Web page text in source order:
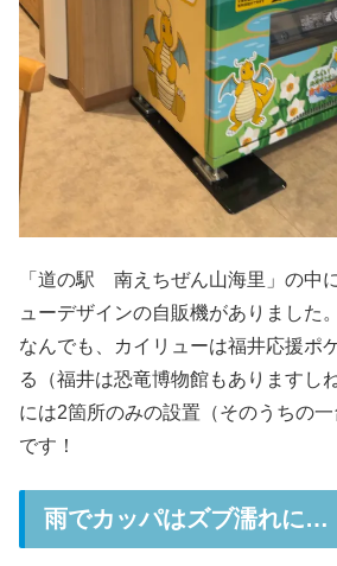
「道の駅 南えちぜん山海里」の中
ューデザインの自販機がありました。
なんでも、カイリューは福井応援ポ
る（福井は恐竜博物館もありますし
には2箇所のみの設置（そのうちの
です！
雨でカッパはズブ濡れに…